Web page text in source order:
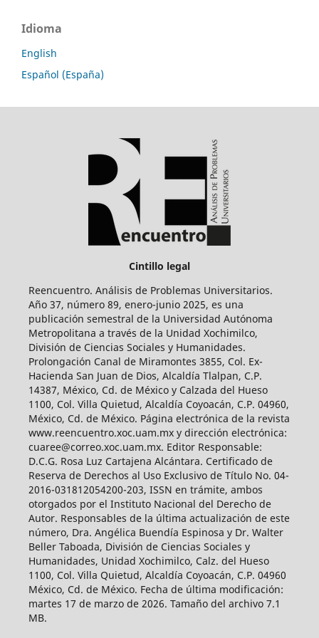
Idioma
English
Español (España)
Cintillo legal
Reencuentro. Análisis de Problemas Universitarios.
Año 37, número 89, enero-junio 2025, es una
publicación semestral de la Universidad Autónoma
Metropolitana a través de la Unidad Xochimilco,
División de Ciencias Sociales y Humanidades.
Prolongación Canal de Miramontes 3855, Col. Ex-
Hacienda San Juan de Dios, Alcaldía Tlalpan, C.P.
14387, México, Cd. de México y Calzada del Hueso
1100, Col. Villa Quietud, Alcaldía Coyoacán, C.P. 04960,
México, Cd. de México. Página electrónica de la revista
www.reencuentro.xoc.uam.mx y dirección electrónica:
cuaree@correo.xoc.uam.mx. Editor Responsable:
D.C.G. Rosa Luz Cartajena Alcántara. Certificado de
Reserva de Derechos al Uso Exclusivo de Título No. 04-
2016-031812054200-203, ISSN en trámite, ambos
otorgados por el Instituto Nacional del Derecho de
Autor. Responsables de la última actualización de este
número, Dra. Angélica Buendía Espinosa y Dr. Walter
Beller Taboada, División de Ciencias Sociales y
Humanidades, Unidad Xochimilco, Calz. del Hueso
1100, Col. Villa Quietud, Alcaldía Coyoacán, C.P. 04960
México, Cd. de México. Fecha de última modificación:
martes 17 de marzo de 2026. Tamaño del archivo 7.1
MB.